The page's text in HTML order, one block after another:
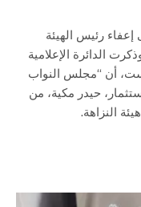
رئيس الهيئة
الدائرة الإعلامية
أن “مجلس النواب
حيدر مكية، من
النزاهة.